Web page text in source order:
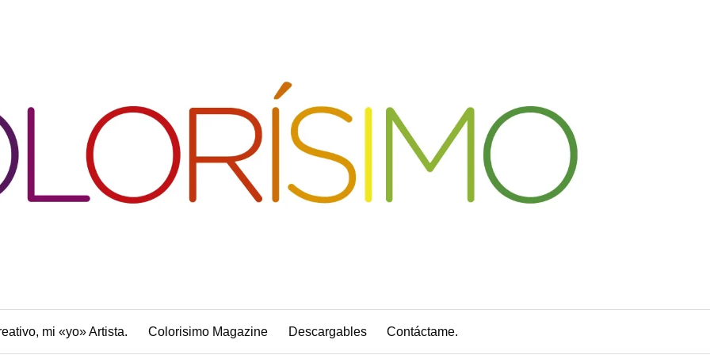
mi «yo» Artista. Colorisimo Magazine Descargables Contáctame.